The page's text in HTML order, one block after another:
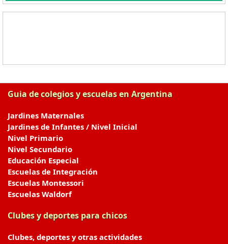
Guia de colegios y escuelas en Argentina
Jardines Maternales
Jardines de Infantes / Nivel Inicial
Nivel Primario
Nivel Secundario
Educación Especial
Escuelas de Integración
Escuelas Montessori
Escuelas Waldorf
Clubes y deportes para chicos
Clubes, deportes y otras actividades